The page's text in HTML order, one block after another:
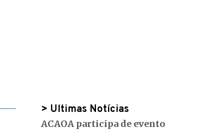
> Ultimas Notícias
ACAOA participa de evento